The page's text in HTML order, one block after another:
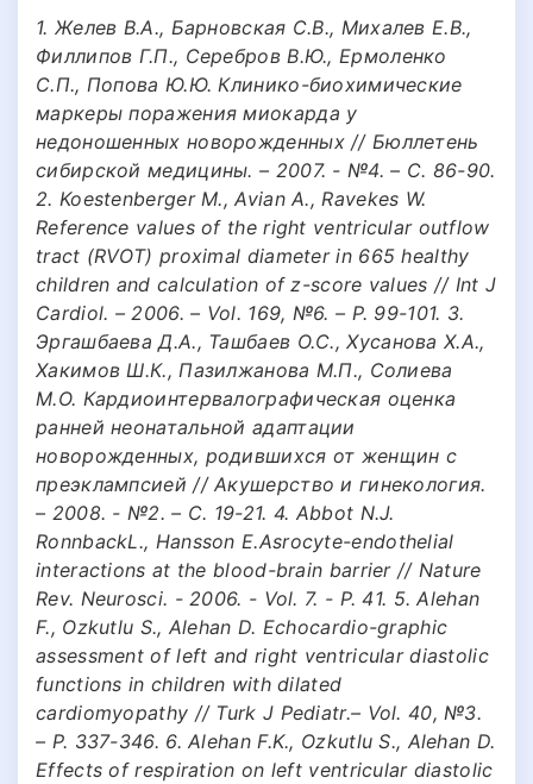
1. Желев В.А., Барновская С.В., Михалев Е.В.,
Филлипов Г.П., Серебров В.Ю., Ермоленко
С.П., Попова Ю.Ю. Клинико-биохимические
маркеры поражения миокарда у
недоношенных новорожденных // Бюллетень
сибирской медицины. – 2007. - №4. – С. 86-90.
2. Koestenberger M., Avian A., Ravekes W.
Reference values of the right ventricular outflow
tract (RVOT) proximal diameter in 665 healthy
children and calculation of z-score values // Int J
Cardiol. – 2006. – Vol. 169, №6. – P. 99-101. 3.
Эргашбаева Д.А., Ташбаев О.С., Хусанова Х.А.,
Хакимов Ш.К., Пазилжанова М.П., Солиева
М.О. Кардиоинтервалографическая оценка
ранней неонатальной адаптации
новорожденных, родившихся от женщин с
преэклампсией // Акушерство и гинекология.
– 2008. - №2. – С. 19-21. 4. Abbot N.J.
RonnbackL., Hansson E.Asrocyte-endothelial
interactions at the blood-brain barrier // Nature
Rev. Neurosci. - 2006. - Vol. 7. - P. 41. 5. Alehan
F., Ozkutlu S., Alehan D. Echocardio-graphic
assessment of left and right ventricular diastolic
functions in children with dilated
cardiomyopathy // Turk J Pediatr.– Vol. 40, №3.
– P. 337-346. 6. Alehan F.K., Ozkutlu S., Alehan D.
Effects of respiration on left ventricular diastolic